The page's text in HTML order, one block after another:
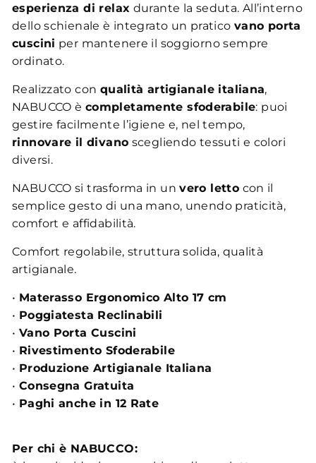
esperienza di relax durante la seduta. All’interno
dello schienale è integrato un pratico vano porta
cuscini per mantenere il soggiorno sempre
ordinato.
Realizzato con qualità artigianale italiana,
NABUCCO è completamente sfoderabile: puoi
gestire facilmente l’igiene e, nel tempo,
rinnovare il divano scegliendo tessuti e colori
diversi.
NABUCCO si trasforma in unvero letto con il
semplice gesto di una mano, unendo praticità,
comfort e affidabilità.
Comfort regolabile, struttura solida, qualità
artigianale.
• Materasso Ergonomico Alto 17 cm
• Poggiatesta Reclinabili
• Vano Porta Cuscini
• Rivestimento Sfoderabile
• Produzione Artigianale Italiana
• Consegna Gratuita
• Paghi anche in 12 Rate
Per chi è NABUCCO: